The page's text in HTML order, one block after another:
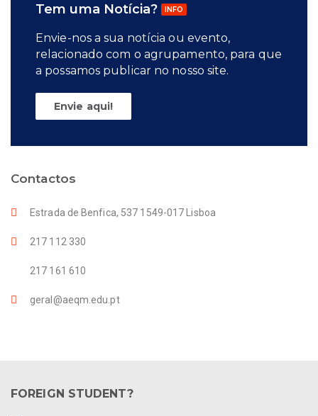
Tem uma Notícia? INFO
Envie-nos a sua notícia ou evento,
relacionado com o agrupamento, para que
a possamos publicar no nosso site.
Envie aqui!
Contactos
Estrada de Benfica, 537 1549-017 Lisboa
217 112 330
217 161 610
geral@aeqm.edu.pt
FOREIGN STUDENT?